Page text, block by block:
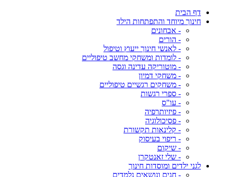
דף הבית
חינוך מיוחד והתפתחות הילד
- אבחונים
- הורים
- לאנשי חינוך ייעוץ וטיפול
- לומדות ומשחקי מחשב טיפוליים
- מוטוריקה עדינה וגסה
- משחקי דמיון
- משחקים רגשיים טיפוליים
- ספרי רגשות
- עו"ס
- פיזיותרפיה
- פסיכולוגיה
- קלינאות תקשורת
- ריפוי בעיסוק
- שיקום
- שלי זאנטקרן
לגני ילדים ומוסדות חינוך
- חגים ונושאים נלמדים